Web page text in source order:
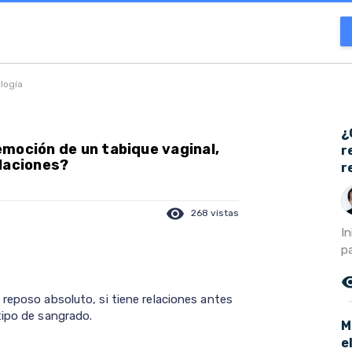
de un tabique vaginal,
visibility 268 vistas
absoluto, si tiene relaciones antes
de sangrado.